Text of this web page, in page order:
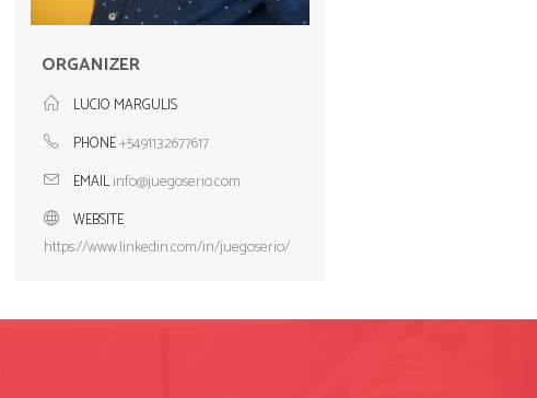
ORGANIZER
LUCIO MARGULIS
PHONE+5491132677617
EMAIL info@juegoserio.com
WEBSITE
https://www.linkedin.com/in/juegoserio/